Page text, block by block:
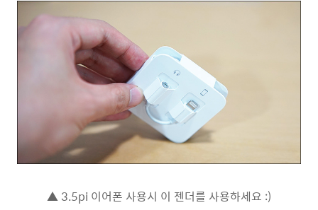
▲ 3.5pi 이어폰 사용시 이 젠더를 사용하세요 :)